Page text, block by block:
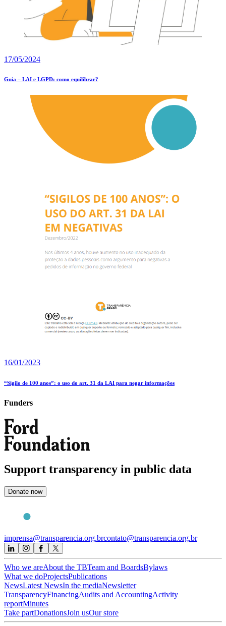
17/05/2024
Guia – LAI e LGPD: como equilibrar?
16/01/2023
“Sigilo de 100 anos”: o uso do art. 31 da LAI para negar informações
Funders
Support transparency in public data
Donate now
imprensa@transparencia.org.brcontato@transparencia.org.br
Who we areAbout the TBTeam and BoardsBylaws
What we doProjectsPublications
NewsLatest NewsIn the mediaNewsletter
TransparencyFinancingAudits and AccountingActivity
reportMinutes
Take partDonationsJoin usOur store